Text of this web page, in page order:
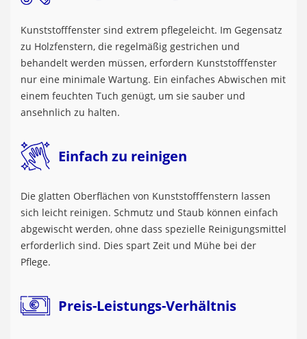
Kunststofffenster sind extrem pflegeleicht. Im Gegensatz
zu Holzfenstern, die regelmäßig gestrichen und
behandelt werden müssen, erfordern Kunststofffenster
nur eine minimale Wartung. Ein einfaches Abwischen mit
einem feuchten Tuch genügt, um sie sauber und
ansehnlich zu halten.
Einfach zu reinigen
Die glatten Oberflächen von Kunststofffenstern lassen
sich leicht reinigen. Schmutz und Staub können einfach
abgewischt werden, ohne dass spezielle Reinigungsmittel
erforderlich sind. Dies spart Zeit und Mühe bei der
Pflege.
Preis-Leistungs-Verhältnis